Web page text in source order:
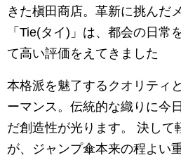
きた槇田商店。革新に挑んだ
「Tie(タイ)」は、都会の日常
て高い評価をえてきました
本格派を魅了するクオリティ
ーマンス。伝統的な織りに今
だ創造性が光ります。 決して
が、ジャンプ傘本来の程よい